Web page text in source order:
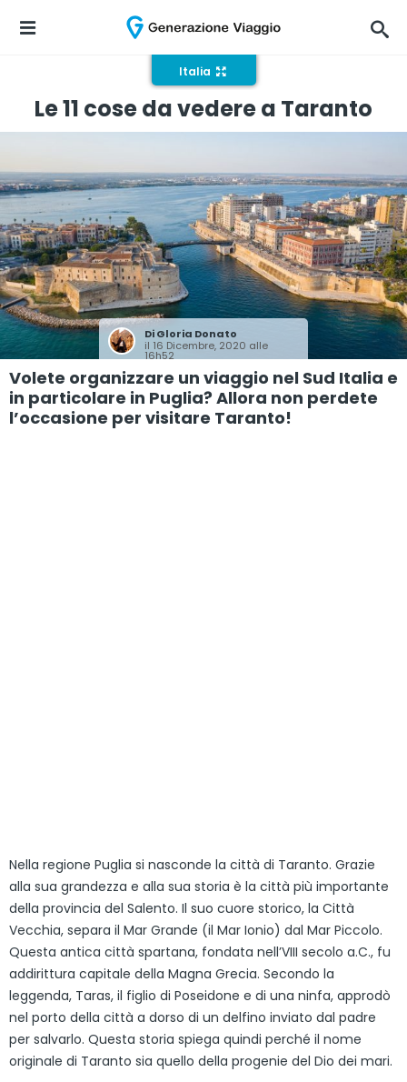
Italia
Le 11 cose da vedere a Taranto
DiGloria Donato
il 16 Dicembre, 2020 alle
16h52
Volete organizzare un viaggio nel Sud Italia e
in particolare in Puglia? Allora non perdete
l’occasione per visitare Taranto!
Nella regione Puglia si nasconde la città di Taranto. Grazie
alla sua grandezza e alla sua storia è la città più importante
della provincia del Salento. Il suo cuore storico, la Città
Vecchia, separa il Mar Grande (il Mar Ionio) dal Mar Piccolo.
Questa antica città spartana, fondata nell’VIII secolo a.C., fu
addirittura capitale della Magna Grecia. Secondo la
leggenda, Taras, il figlio di Poseidone e di una ninfa, approdò
nel porto della città a dorso di un delfino inviato dal padre
per salvarlo. Questa storia spiega quindi perché il nome
originale di Taranto sia quello della progenie del Dio dei mari.